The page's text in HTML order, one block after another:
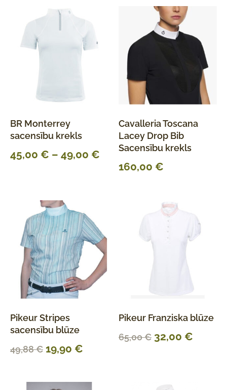
BR Monterrey
sacensību krekls
45,00 € – 49,00 €
Cavalleria Toscana
Lacey Drop Bib
Sacensību krekls
160,00 €
Pikeur Stripes
sacensību blūze
49,88€ 19,90 €
Pikeur Franziska blūze
65,00€ 32,00 €